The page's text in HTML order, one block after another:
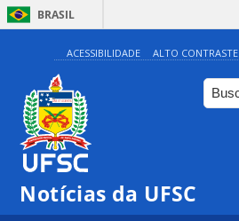
BRASIL
ACESSIBILIDADE ALTO CONTRASTE
Notícias da UFSC